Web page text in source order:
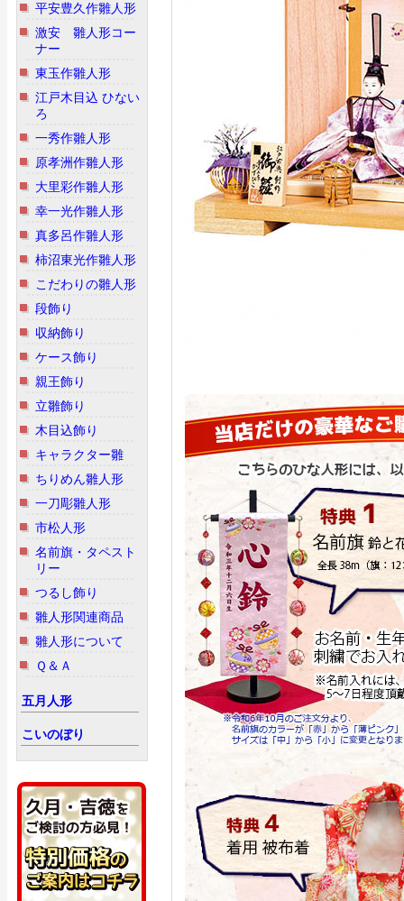
平安豊久作雛人形
激安 雛人形コー
ナー
東玉作雛人形
江戸木目込 ひない
ろ
一秀作雛人形
原孝洲作雛人形
大里彩作雛人形
幸一光作雛人形
真多呂作雛人形
柿沼東光作雛人形
こだわりの雛人形
段飾り
収納飾り
ケース飾り
親王飾り
立雛飾り
木目込飾り
キャラクター雛
ちりめん雛人形
一刀彫雛人形
市松人形
名前旗・タペスト
リー
つるし飾り
雛人形関連商品
雛人形について
Ｑ＆Ａ
五月人形
こいのぼり